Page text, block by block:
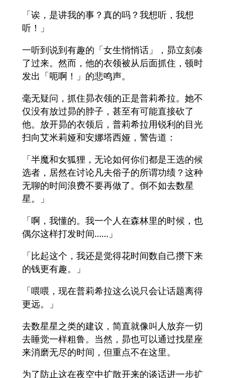
「诶，是讲我的事？真的吗？我想听，我想
听！」
一听到说到有趣的「女生悄悄话」，昴立刻凑
了过来。然而，他的衣领被从后面抓住，顿时
发出「呃啊！」的悲鸣声。
毫无疑问，抓住昴衣领的正是普莉希拉。她不
仅没有放过昴的脖子，甚至有可能直接砍了
他。放开昴的衣领后，普莉希拉用锐利的目光
扫向艾米莉娅和安娜塔西娅，警告道：
「半魔和女狐狸，无论如何你们都是王选的候
选者，居然在讨论凡夫俗子的所谓功绩？这种
无聊的时间浪费不要再做了。倒不如去数星
星。」
「啊，我懂的。我一个人在森林里的时候，也
偶尔这样打发时间……」
「比起这个，我还是觉得花时间数自己攒下来
的钱更有趣。」
「喂喂，现在普莉希拉这么说只会让话题离得
更远。」
去数星星之类的建议，简直就像叫人放弃一切
去睡觉一样粗鲁。当然，昴也可以通过找星座
来消磨无尽的时间，但重点不在这里。
为了防止这在夜空中扩散开来的谈话进一步扩